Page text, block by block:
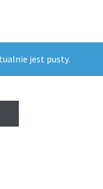
jest pusty.